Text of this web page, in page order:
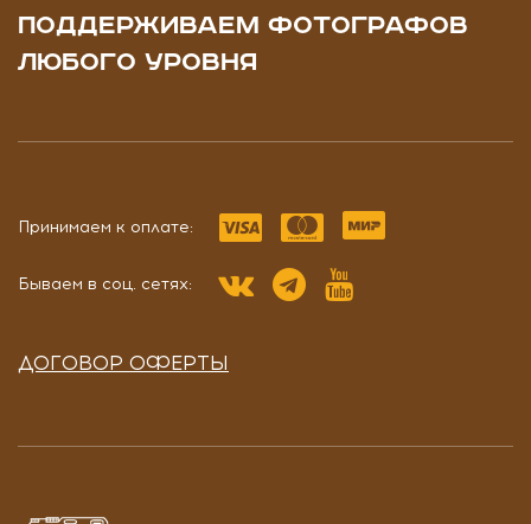
ПОДДЕРЖИВАЕМ ФОТОГРАФОВ
ЛЮБОГО УРОВНЯ
Принимаем к оплате:
Бываем в соц. сетях:
ДОГОВОР ОФЕРТЫ